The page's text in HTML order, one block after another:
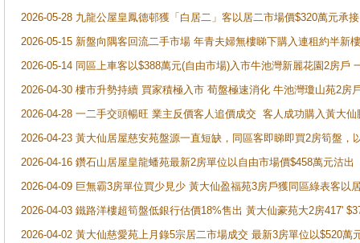
2026-05-28 九龍公屋皇鳳德邨獲「白居二」客以居二市場價$320萬元承接
2026-05-15 新盤向隅客回流二手市場 年青夫婦無樓睇下購入連租約半新
2026-05-14 同區上車客以$388萬元(自由市場)入市牛池灣新麗花園2房戶
2026-04-30 樓市升勢持續 買家積極入市 荀盤極速消化 牛池灣瓊山苑2房
2026-04-28 一二手交頭暢旺 業主反價客人追價成交 客人成功購入黃大
2026-04-23 黃大仙居屋慈安苑盤源一直短缺，同區客即睇即買2房筍盤，
2026-04-16 鑽石山居屋皇龍蟠苑最新2房單位以自由市場價$458萬元沽出
2026-04-09 巨無霸3房單位買少見少 黃大仙盈福苑3房戶獲同區綠表客以
2026-04-03 鐵路洋樓超筍盤低銀行估價18%售出 黃大仙豪苑大2房417'
2026-04-02 黃大仙慈愛苑上月錄5宗居二市場成交 最新3房單位以$520萬